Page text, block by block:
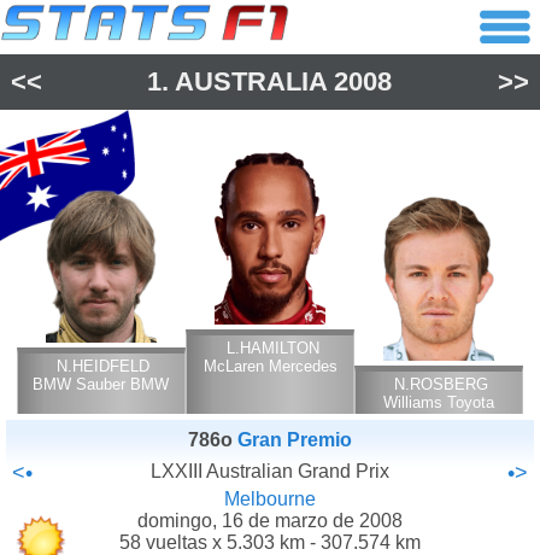
<< 1.AUSTRALIA 2008 >>
N.HEIDFELD
BMW Sauber BMW
L.HAMILTON
McLaren Mercedes
N.ROSBERG
Williams Toyota
786o Gran Premio
<• LXXIII Australian Grand Prix •>
Melbourne
domingo, 16 de marzo de 2008
58 vueltas x 5.303 km - 307.574 km